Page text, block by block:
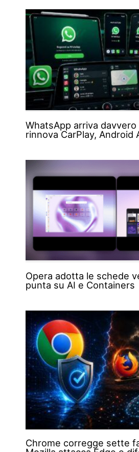
WhatsApp arriva davvero
rinnova CarPlay, Android
Opera adotta le schede
punta su AI e Containers
Chrome corregge sette